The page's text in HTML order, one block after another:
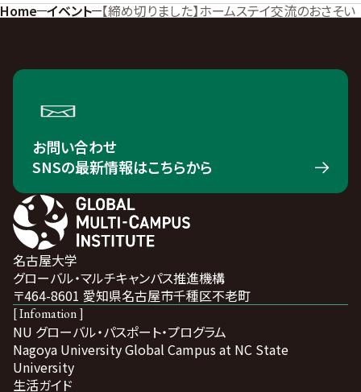
Home イベント 【締め切りました】ホームステイ交流のおさそい
お問い合わせ
SNSの最新情報はこちらから
名古屋大学
グローバル・マルチキャンパス推進機構
〒464-8601 愛知県名古屋市千種区不老町
[ Infomation ]
NU グローバル・パスポート・プログラム
Nagoya University Global Campus at NC State
University
生活ガイド